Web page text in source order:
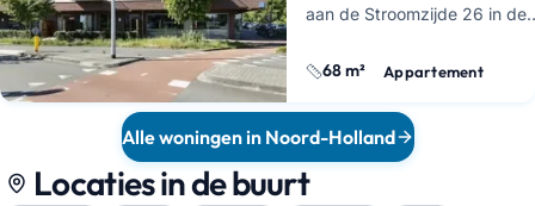
aan de Stroomzijde 26 in de
modern stukje Blaricum
68 m² Appartement
Alle woningen in Noord-Holland
Locaties in de buurt